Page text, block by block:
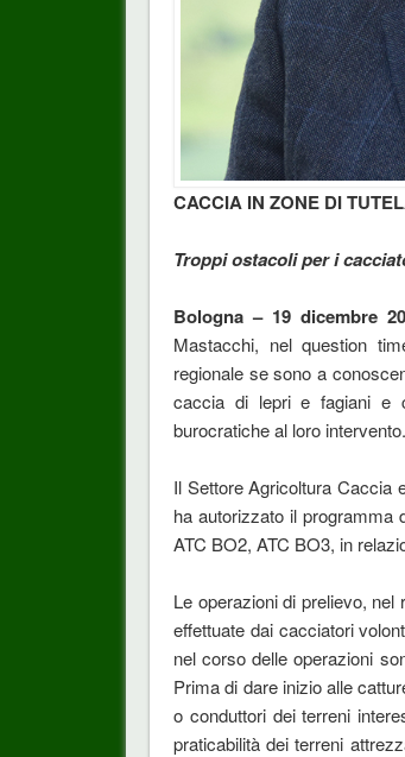
CACCIA IN ZONE DI
Troppi ostacoli per i
Bologna – 19 dicembre
Mastacchi, nel question
regionale se sono a
caccia di lepri e fagiani e
burocratiche al loro intervento.
Il Settore Agricoltura Caccia
ha autorizzato il programma
ATC BO2, ATC BO3, in
Le operazioni di prelievo,
effettuate dai cacciatori
nel corso delle operazioni
Prima di dare inizio alle
o conduttori dei terreni
praticabilità dei terreni